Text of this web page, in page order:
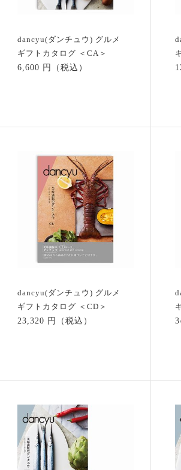
dancyu(ダンチュウ) グルメ
ギフトカタログ ＜CA＞
6,600 円（税込）
dancyu(ダンチュウ) グルメ
ギフトカタログ ＜CD＞
23,320 円（税込）